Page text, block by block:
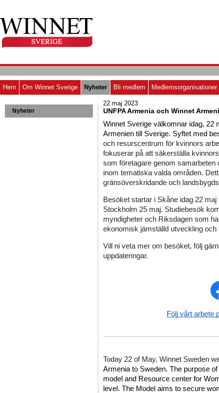
Hem Om Winnet Sverige Nyheter Bli medlem Medlemsorganisationer
Nyheter
22 maj 2023
UNFPA Armenia och Winnet
Winnet Sverige välkomnar idag, 22
Armenien till Sverige. Syftet med
och resurscentrum för kvinnors
fokuserar på att säkerställa
som företagare genom
inom tematiska valda områden.
gränsöverskridande och
Besöket startar i Skåne idag 22
Stockholm 25 maj. Studiebesök
myndigheter och Riksdagen som
ekonomisk jämställd utveckling
Vill ni veta mer om besöket, följ
uppdateringar.
Följ vårt arbete
Today 22 of May, Winnet Sweden
Armenia to Sweden. The purpose
model and Resource center for
level. The Model aims to secure